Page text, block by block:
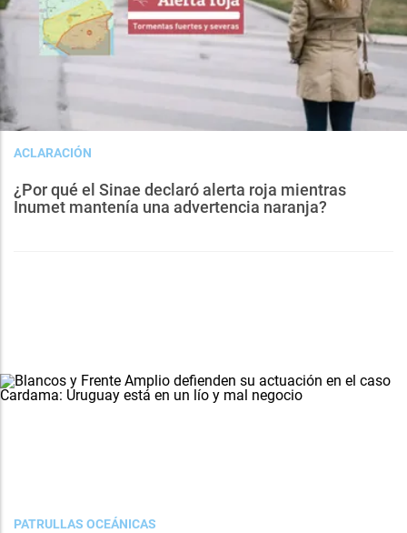
ACLARACIÓN
¿Por qué el Sinae declaró alerta roja mientras
Inumet mantenía una advertencia naranja?
PATRULLAS OCEÁNICAS